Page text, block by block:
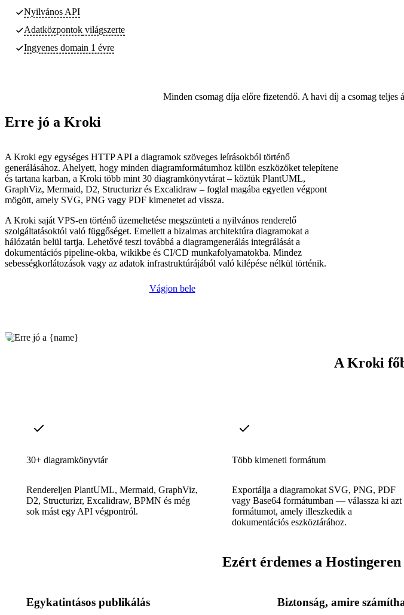
Nyilvános API
Adatközpontok világszerte
Ingyenes domain 1 évre
Minden csomag díja előre fizetendő. A havi díj a csomag teljes
Erre jó a Kroki
A Kroki egy egységes HTTP API a diagramok szöveges leírásokból történő
generálásához. Ahelyett, hogy minden diagramformátumhoz külön eszközöket telepítene
és tartana karban, a Kroki több mint 30 diagramkönyvtárat – köztük PlantUML,
GraphViz, Mermaid, D2, Structurizr és Excalidraw – foglal magába egyetlen végpont
mögött, amely SVG, PNG vagy PDF kimenetet ad vissza.
A Kroki saját VPS-en történő üzemeltetése megszünteti a nyilvános renderelő
szolgáltatásoktól való függőséget. Emellett a bizalmas architektúra diagramokat a
hálózatán belül tartja. Lehetővé teszi továbbá a diagramgenerálás integrálását a
dokumentációs pipeline-okba, wikikbe és CI/CD munkafolyamatokba. Mindez
sebességkorlátozások vagy az adatok infrastruktúrájából való kilépése nélkül történik.
Vágjon bele
A Kroki
30+ diagramkönyvtár
Rendereljen PlantUML, Mermaid, GraphViz,
D2, Structurizr, Excalidraw, BPMN és még
sok mást egy API végpontról.
Több kimeneti formátum
Exportálja a diagramokat SVG, PNG, PDF
vagy Base64 formátumban — válassza ki azt
formátumot, amely illeszkedik a
dokumentációs eszköztárához.
Ezért érdemes a
Egykatintásos publikálás Biztonság, amire